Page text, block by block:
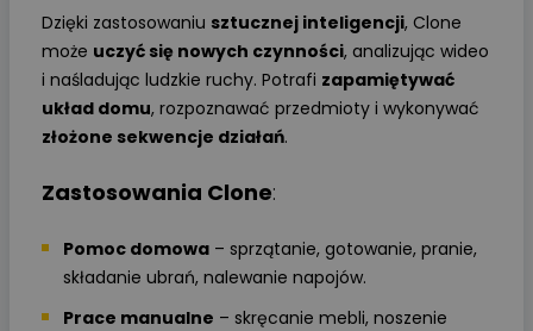
Dzięki zastosowaniu sztucznej inteligencji, Clone
może uczyć się nowych czynności, analizując wideo
i naśladując ludzkie ruchy. Potrafi zapamiętywać
układ domu, rozpoznawać przedmioty i wykonywać
złożone sekwencje działań.
Zastosowania Clone:
Pomoc domowa – sprzątanie, gotowanie, pranie,
składanie ubrań, nalewanie napojów.
Prace manualne – skręcanie mebli, noszenie